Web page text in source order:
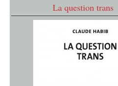
La question trans